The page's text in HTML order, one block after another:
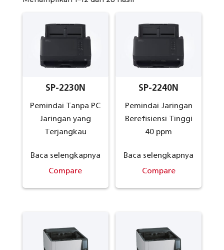
SP-2230N
Pemindai Tanpa PC
Jaringan yang
Terjangkau
Baca selengkapnya
Compare
SP-2240N
Pemindai Jaringan
Berefisiensi Tinggi
40 ppm
Baca selengkapnya
Compare